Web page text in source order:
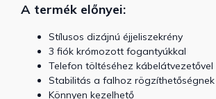
A termék előnyei:
Stílusos dizájnú éjjeliszekrény
3 fiók krómozott fogantyúkkal
Telefon töltéséhez kábelátvezetővel
Stabilitás a falhoz
Könnyen kezelhető